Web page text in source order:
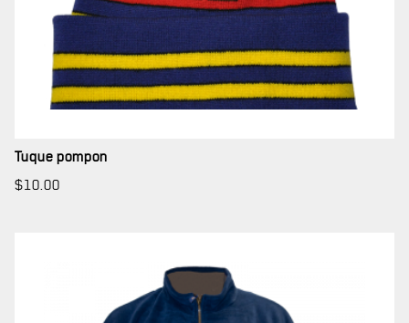
LA RÉGIEDU R22ER
PROGRAMMES DE LA RÉGIE
Tuque pompon
$10.00